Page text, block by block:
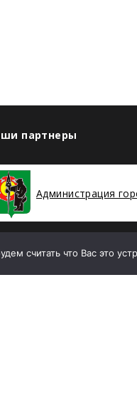
партнеры
Администрация
ООО «Абаза-
считать что Вас это